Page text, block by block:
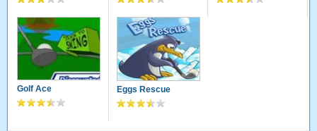
Golf Ace Eggs Rescue